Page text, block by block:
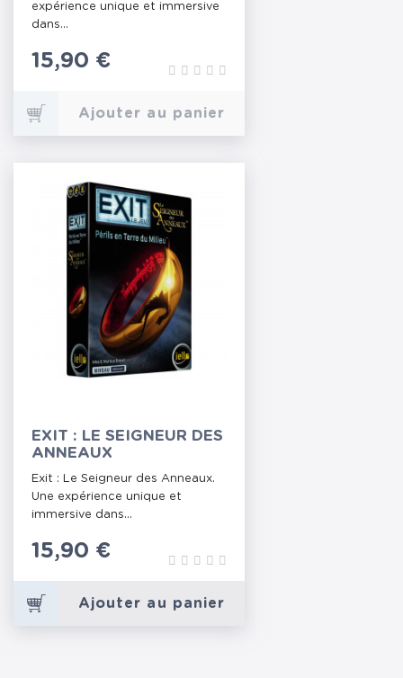
expérience unique et immersive
dans...
Prix
15,90 €
Ajouter au panier
EXIT : LE SEIGNEUR DES
ANNEAUX
Exit : Le Seigneur des Anneaux.
Une expérience unique et
immersive dans...
Prix
15,90 €
Ajouter au panier